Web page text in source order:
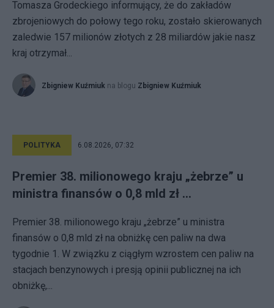
Tomasza Grodeckiego informujący, że do zakładów
zbrojeniowych do połowy tego roku, zostało skierowanych
zaledwie 157 milionów złotych z 28 miliardów jakie nasz
kraj otrzymał...
Zbigniew Kuźmiuk na blogu Zbigniew Kuźmiuk
POLITYKA 6.08.2026, 07:32
Premier 38. milionowego kraju „żebrze” u
ministra finansów o 0,8 mld zł ...
Premier 38. milionowego kraju „żebrze” u ministra
finansów o 0,8 mld zł na obniżkę cen paliw na dwa
tygodnie 1. W związku z ciągłym wzrostem cen paliw na
stacjach benzynowych i presją opinii publicznej na ich
obniżkę,...